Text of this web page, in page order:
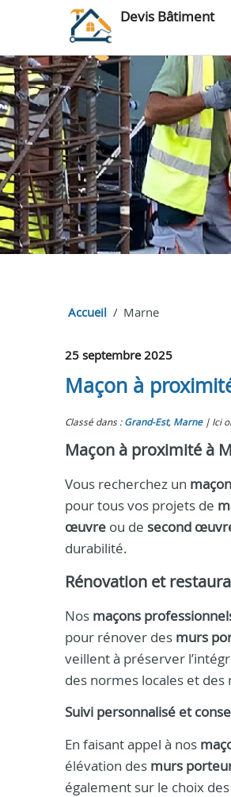
Devis Bâtiment
Accueil Marne
25 septembre 2025
Maçon à
Classé dans : Grand-Est, Marne Ici
Maçon à proximité à
Vous recherchez un
pour tous vos projets de
œuvre ou de second
durabilité.
Rénovation et
Nos maçons
pour rénover des murs
veillent à préserver
des normes locales et
Suivi personnalisé et
En faisant appel à nos
élévation des murs
également sur le choix